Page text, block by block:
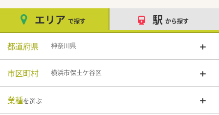
エリア で探す 駅 から探す
都道府県 神奈川県
市区町村 横浜市保土ケ谷区
業種を選ぶ